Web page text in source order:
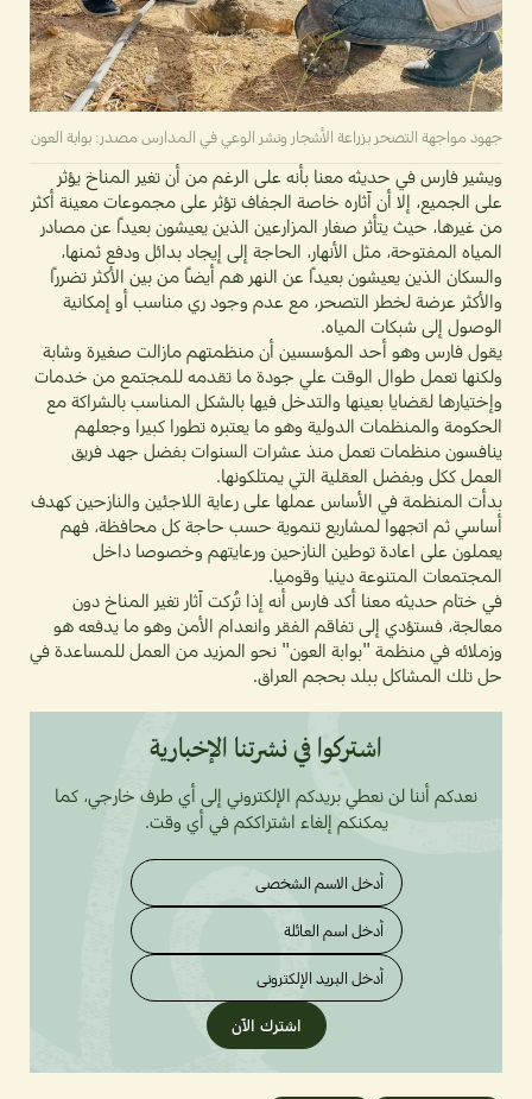
جهود مواجهة التصحر بزراعة الأشجار ونشر الوعي في المدارس مصدر: بوابة العون
ويشير فارس في حديثه معنا بأنه على الرغم من أن تغير المناخ يؤثر
على الجميع، إلا أن آثاره خاصة الجفاف تؤثر على مجموعات معينة أكثر
من غيرها، حيث يتأثر صغار المزارعين الذين يعيشون بعيدًا عن مصادر
المياه المفتوحة، مثل الأنهار، الحاجة إلى إيجاد بدائل ودفع ثمنها،
والسكان الذين يعيشون بعيدًا عن النهر هم أيضًا من بين الأكثر تضررًا
والأكثر عرضة لخطر التصحر، مع عدم وجود ري مناسب أو إمكانية
الوصول إلى شبكات المياه.
يقول فارس وهو أحد المؤسسين أن منظمتهم مازالت صغيرة وشابة
ولكنها تعمل طوال الوقت علي جودة ما تقدمه للمجتمع من خدمات
وإختيارها لقضايا بعينها والتدخل فيها بالشكل المناسب بالشراكة مع
الحكومة والمنظمات الدولية وهو ما يعتبره تطورا كبيرا وجعلهم
ينافسون منظمات تعمل منذ عشرات السنوات بفضل جهد فريق
العمل ككل وبفضل العقلية التي يمتلكونها.
بدأت المنظمة في الأساس عملها على رعاية اللاجئين والنازحين كهدف
أساسي ثم اتجهوا لمشاريع تنموية حسب حاجة كل محافظة، فهم
يعملون على اعادة توطين النازحين ورعايتهم وخصوصا داخل
المجتمعات المتنوعة دينيا وقوميا.
في ختام حديثه معنا أكد فارس أنه إذا تُركت آثار تغير المناخ دون
معالجة، فستؤدي إلى تفاقم الفقر وانعدام الأمن وهو ما يدفعه هو
وزملائه في منظمة "بوابة العون" نحو المزيد من العمل للمساعدة في
حل تلك المشاكل ببلد بحجم العراق.
اشتركوا في نشرتنا الإخبارية
نعدكم أننا لن نعطي بريدكم الإلكتروني إلى أي طرف خارجي، كما
يمكنكم إلغاء اشتراككم في أي وقت.
اشترك الآن